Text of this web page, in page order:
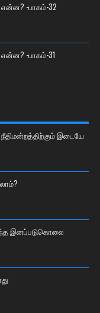
என்ன? -பாகம்-32
என்ன? -பாகம்-31
நீதிமன்றத்திற்கும் இடையே
இனப்படுகொலை